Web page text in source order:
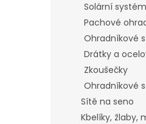
Solární
Pachové
Ohradníkové
Drátky a
Zkoušečky
Ohradníkové
Sítě na seno
Kbelíky, žlaby,